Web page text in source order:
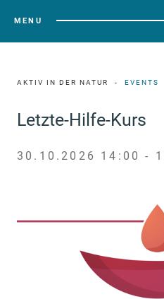
MENU
AKTIV IN DER NATUR EVENTS
Letzte-Hilfe-Kurs
30.10.2026 14:00 -